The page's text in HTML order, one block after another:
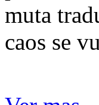
muta
caos se